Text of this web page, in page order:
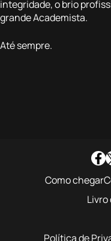
integridade, o brio
grande Academista.
Até sempre.
Como chegar
Livro
Política de